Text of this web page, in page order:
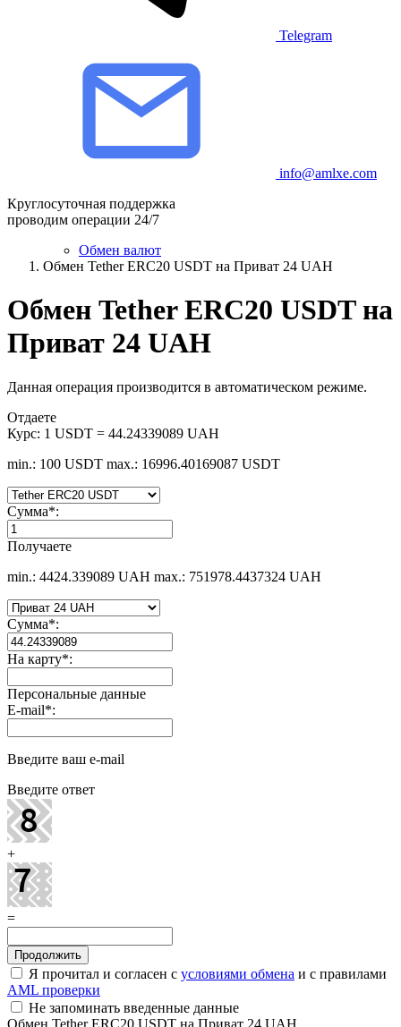
Telegram
info@amlxe.com
Круглосуточная поддержка
проводим операции 24/7
Обмен валют
Обмен Tether ERC20 USDT на Приват 24 UAH
Обмен Tether ERC20 USDT на
Приват 24 UAH
Данная операция производится в автоматическом режиме.
Отдаете
Курс: 1 USDT = 44.24339089 UAH
min.: 100 USDT max.: 16996.40169087 USDT
Сумма*:
Получаете
min.: 4424.339089 UAH max.: 751978.4437324 UAH
Сумма*:
На карту*:
Персональные данные
E-mail*:
Введите ваш e-mail
Введите ответ
+
=
Я прочитал и согласен с условиями обмена и с правилами
AML проверки
Не запоминать введенные данные
Обмен Tether ERC20 USDT на Приват 24 UAH